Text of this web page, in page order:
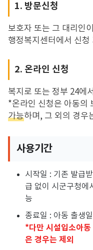
1. 방문신청
보호자 또는 그 대리인
행정복지센터에서 신청
2. 온라인 신청
복지로 또는 정부 24에
*온라인 신청은 아동의
가능하며, 그 외의 경우
사용기간
시작일 : 기존 발급
급 없이 시군구청에
능
종료일 : 아동 출생
*다만 시설입소아
은 경우는 제외